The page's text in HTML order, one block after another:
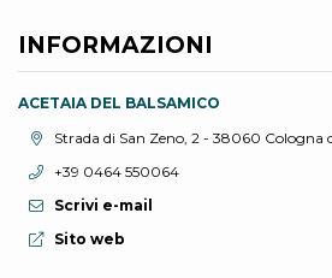
INFORMAZIONI
ACETAIA DEL BALSAMICO
Località:Strada di San Zeno, 2 - 38060 Cologna
Telefono:
+39 0464 550064
Scrivi e-mail
Sito web:
Sito web